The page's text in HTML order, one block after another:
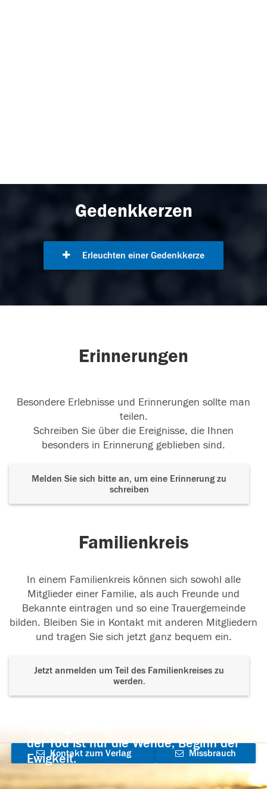
Gedenkkerzen
Erleuchten einer Gedenkkerze
Erinnerungen
Besondere Erlebnisse und Erinnerungen sollte man
teilen.
Schreiben Sie über die Ereignisse, die Ihnen
besonders in Erinnerung geblieben sind.
Melden Sie sich bitte an, um eine Erinnerung zu
schreiben
Familienkreis
In einem Familienkreis können sich sowohl alle
Mitglieder einer Familie, als auch Freunde und
Bekannte eintragen und so eine Trauergemeinde
bilden. Bleiben Sie in Kontakt mit anderen Mitgliedern
und tragen Sie sich jetzt ganz bequem ein.
Jetzt anmelden um Teil des Familienkreises zu
werden.
der Tod ist nur die Wende, Beginn der
Ewigkeit.
Kontakt zum Verlag
aufnehmen
Missbrauch